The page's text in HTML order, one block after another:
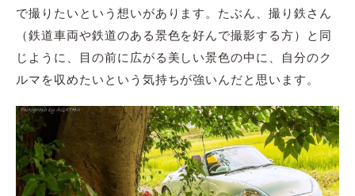
で撮りたいという想いがあります。たぶん、撮り鉄さん
（鉄道車両や鉄道のある景色を好んで撮影する方）と同
じように、目の前に広がる美しい景色の中に、自分のク
ルマを収めたいという気持ちが強いんだと思います。